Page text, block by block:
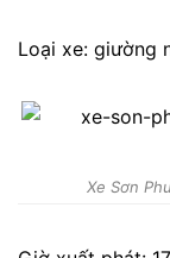
Loại xe: giường
Xe Sơn